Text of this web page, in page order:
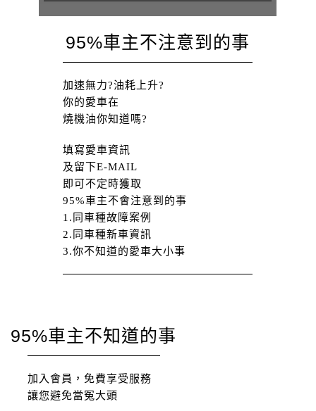
95%車主不注意到的事
加速無力?油耗上升?
你的愛車在
燒機油你知道嗎?
填寫愛車資訊
及留下E-MAIL
即可不定時獲取
95%車主不會注意到的事
1.同車種故障案例
2.同車種新車資訊
3.你不知道的愛車大小事
95%車主不知道的事
加入會員，免費享受服務
讓您避免當冤大頭